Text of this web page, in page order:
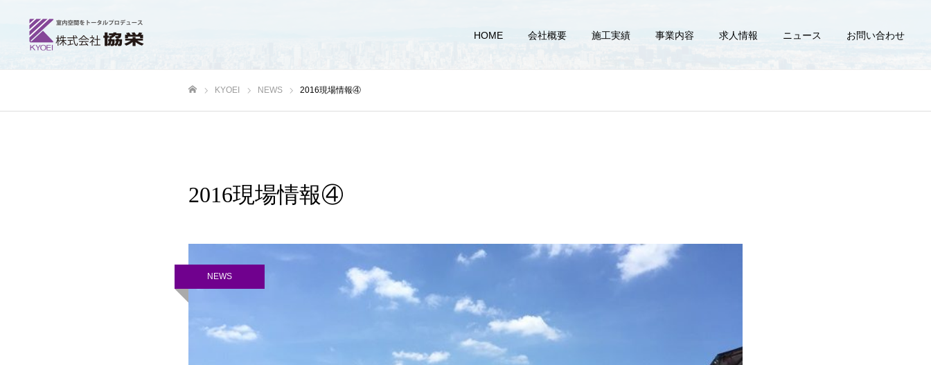
HOME 会社概要 施工実績 事業内容 求人情報 ニュース お問い合わせ
KYOEI NEWS 2016現場情報④
2016現場情報④
NEWS